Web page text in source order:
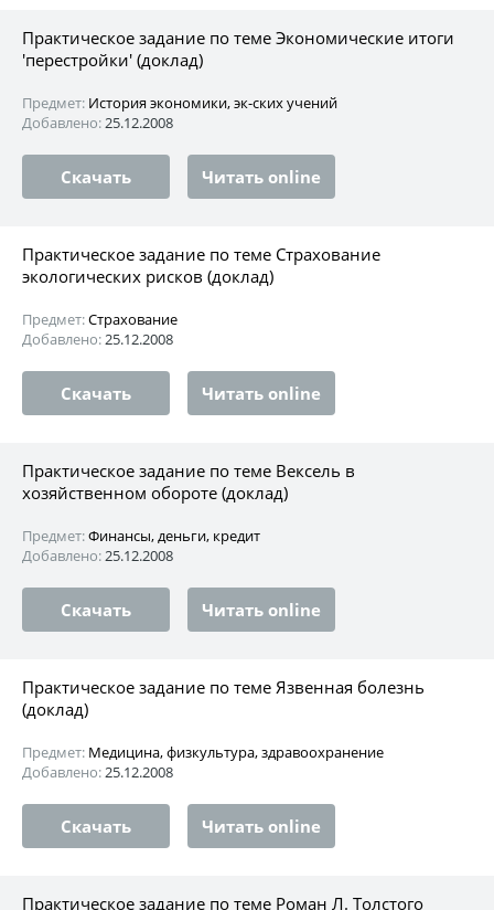
Практическое задание по теме Экономические итоги
'перестройки' (доклад)
Предмет: История экономики, эк-ских учений
Добавлено:25.12.2008
Скачать Читать online
Практическое задание по теме Страхование
экологических рисков (доклад)
Предмет:Страхование
Добавлено:25.12.2008
Скачать Читать online
Практическое задание по теме Вексель в
хозяйственном обороте (доклад)
Предмет:Финансы, деньги, кредит
Добавлено:25.12.2008
Скачать Читать online
Практическое задание по теме Язвенная болезнь
(доклад)
Предмет: Медицина, физкультура, здравоохранение
Добавлено:25.12.2008
Скачать Читать online
Практическое задание по теме Роман Л. Толстого